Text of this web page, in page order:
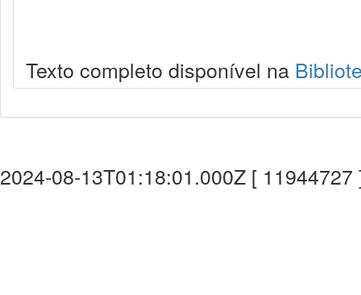
Texto completo disponível na
2024-08-13T01:18:01.000Z [ 11944727